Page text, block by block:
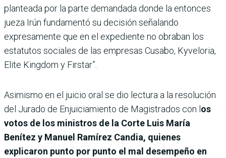
planteada por la parte demandada donde la entonces
jueza Irún fundamentó su decisión señalando
expresamente que en el expediente no obraban los
estatutos sociales de las empresas Cusabo, Kyveloria,
Elite Kingdom y Firstar”.
Asimismo en el juicio oral se dio lectura a la resolución
del Jurado de Enjuiciamiento de Magistrados con l os
votos de los ministros de la Corte Luis María
Benítez y Manuel Ramírez Candia, quienes
explicaron punto por punto el mal desempeño en